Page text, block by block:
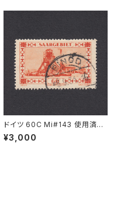
ドイツ 60C Mi#143 使用済み
切手｜EINÖD 8.9.1934
¥3,000